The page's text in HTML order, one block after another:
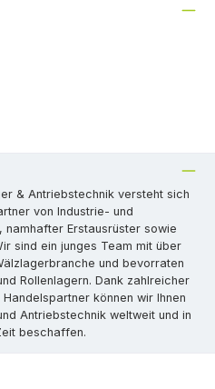
& Antriebstechnik versteht sich
von Industrie- und
namhafter Erstausrüster sowie
sind ein junges Team mit über
und bevorraten
Rollenlagern. Dank zahlreicher
können wir Ihnen
Antriebstechnik weltweit und in
beschaffen.